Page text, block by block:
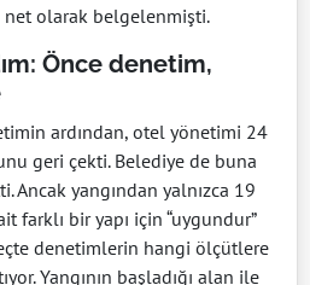
olarak belgelenmişti.
Önce denetim,
ardından, otel yönetimi 24
geri çekti. Belediye de buna
Ancak yangından yalnızca 19
farklı bir yapı için “uygundur”
denetimlerin hangi ölçütlere
Yangının başladığı alan ile